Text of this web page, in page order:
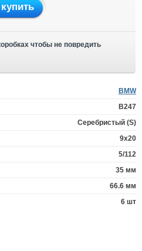
купить
чтобы не повредить
BMW
B247
Серебристый (S)
9x20
5/112
35 мм
66.6 мм
6 шт